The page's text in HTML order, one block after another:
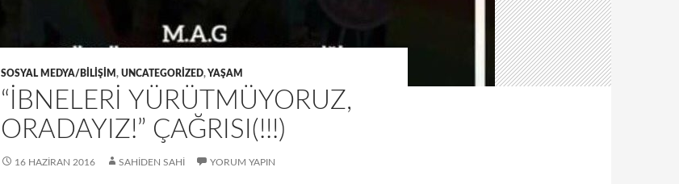
SOSYAL MEDYA/BILIŞIM , UNCATEGORIZED,YAŞAM
“İBNELERI YÜRÜTMÜYORUZ,
ORADAYIZ!” ÇAĞRISI(!!!)
16 HAZIRAN 2016 SAHIDEN SAHI YORUM YAPIN